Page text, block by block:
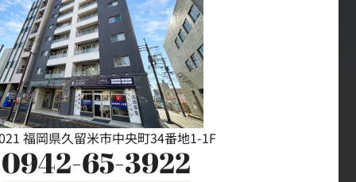
福岡県久留米市中央町34番地1-1F
0942-65-3922